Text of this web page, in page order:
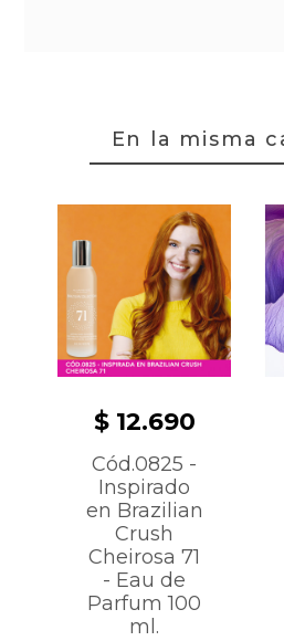
En la misma
Cód.0825 -
Inspirado
en Brazilian
Crush
Cheirosa 71
- Eau de
Parfum 100
ml.
$ 12.690